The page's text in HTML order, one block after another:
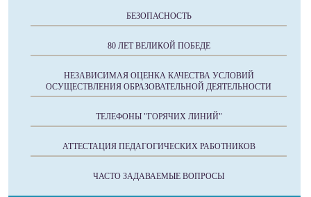
БЕЗОПАСНОСТЬ
80 ЛЕТ ВЕЛИКОЙ ПОБЕДЕ
НЕЗАВИСИМАЯ ОЦЕНКА КАЧЕСТВА УСЛОВИЙ
ОСУЩЕСТВЛЕНИЯ ОБРАЗОВАТЕЛЬНОЙ ДЕЯТЕЛЬНОСТИ
ТЕЛЕФОНЫ "ГОРЯЧИХ ЛИНИЙ"
АТТЕСТАЦИЯ ПЕДАГОГИЧЕСКИХ РАБОТНИКОВ
ЧАСТО ЗАДАВАЕМЫЕ ВОПРОСЫ